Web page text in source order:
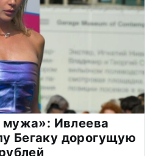
мужа»: Ивлеева
Бегаку дорогущую